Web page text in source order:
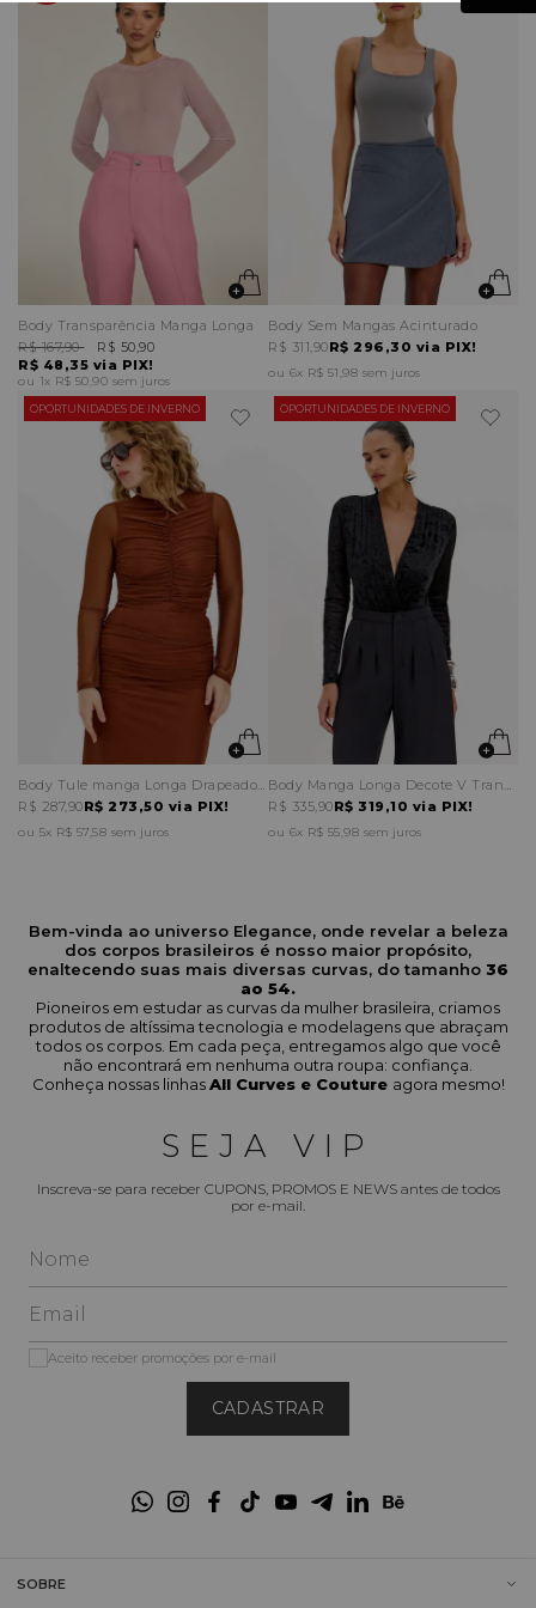
Body Transparência Manga Longa
R$ 48,35 via PIX!
R$ 167,90 R$ 50,90
1x R$ 50,90 sem juros
Body Sem Mangas Acinturado
R$ 296,30 via PIX!
R$ 311,90
6x R$ 51,98 sem juros
OPORTUNIDADES DE INVERNO
R$ 273,50 via PIX!
R$ 287,90
5x R$ 57,58 sem juros
OPORTUNIDADES DE INVERNO
R$ 319,10 via PIX!
R$ 335,90
6x R$ 55,98 sem juros
Bem-vinda ao universo Elegance, onde revelar a beleza
dos corpos brasileiros é nosso maior propósito,
enaltecendo suas mais diversas curvas, do tamanho 36
ao 54.
Pioneiros em estudar as curvas da mulher brasileira, criamos
produtos de altíssima tecnologia e modelagens que abraçam
todos os corpos. Em cada peça, entregamos algo que você
não encontrará em nenhuma outra roupa: confiança.
Conheça nossas linhasAll Curves e Couture agora mesmo!
SEJA VIP
Inscreva-se para receber CUPONS, PROMOS E NEWS antes de todos
por e-mail.
CADASTRAR
Aceito receber promoções por e-mail
SOBRE